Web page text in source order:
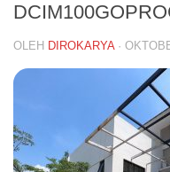
OLEH DIROKARYA ·